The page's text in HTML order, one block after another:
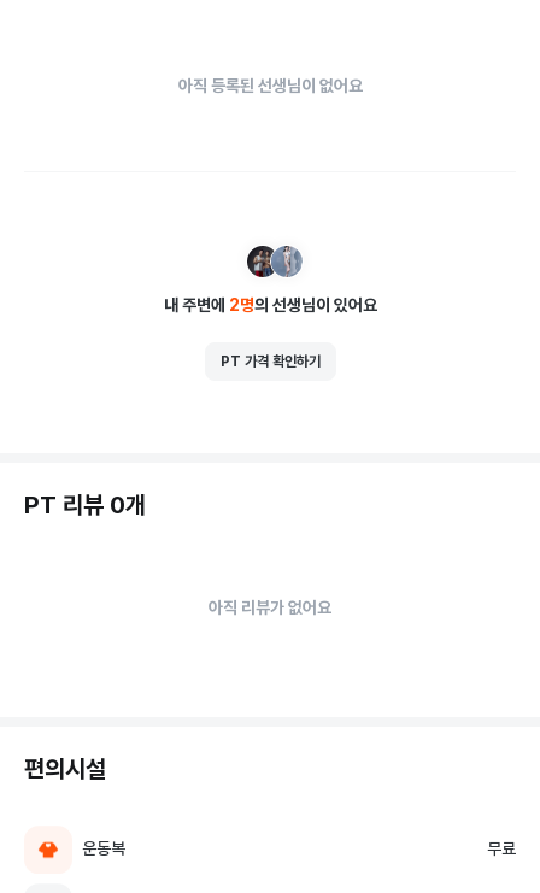
아직 등록된 선생님이 없어요
내 주변에 2명의 선생님이 있어요
PT 가격 확인하기
PT 리뷰 0개
아직 리뷰가 없어요
편의시설
운동복 무료